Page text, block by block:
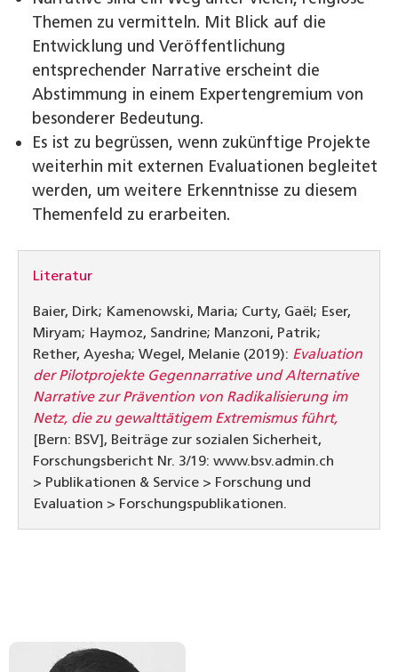
Themen zu vermitteln. Mit Blick auf die
Entwicklung und Veröffentlichung
entsprechender Narrative erscheint die
Abstimmung in einem Expertengremium von
besonderer Bedeutung.
Es ist zu begrüssen, wenn zukünftige Projekte
weiterhin mit externen Evaluationen begleitet
werden, um weitere Erkenntnisse zu diesem
Themenfeld zu erarbeiten.
Literatur
Baier, Dirk; Kamenowski, Maria; Curty, Gaël; Eser,
Miryam; Haymoz, ­Sandrine; Manzoni, Patrik;
Rether, Ayesha; Wegel, Melanie (2019): Evaluation
der Pilotprojekte Gegennarrative und Alternative
Narrative zur Prävention von Radikalisierung im
Netz, die zu gewalttätigem Extremismus führt,
[Bern: BSV], Beiträge zur sozialen Sicherheit,
Forschungsbericht Nr. 3/19: www.bsv.admin.ch
> Publikationen & Service > Forschung und
Evaluation > Forschungspublikationen.